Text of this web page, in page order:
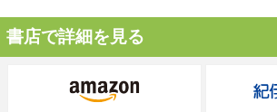
書店で詳細を見る